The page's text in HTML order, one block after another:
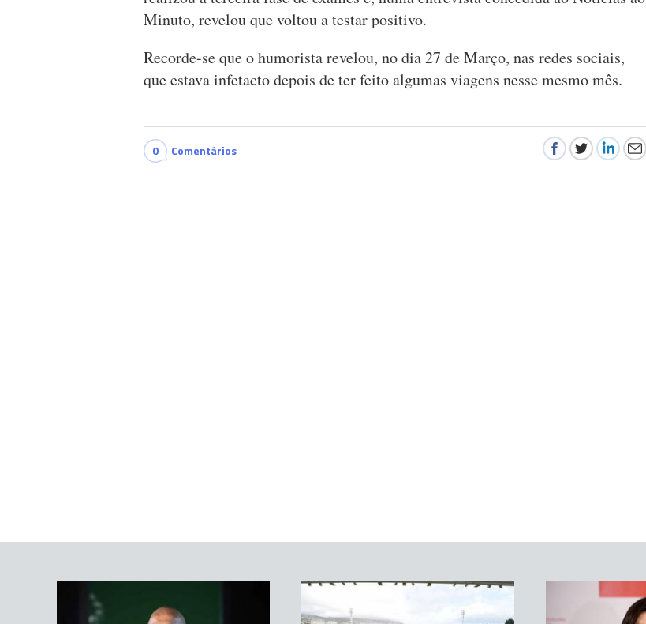
Minuto, revelou que voltou a testar positivo.
Recorde-se que o humorista revelou, no dia 27 de Março, nas redes sociais,
que estava infetacto depois de ter feito algumas viagens nesse mesmo mês.
0 Comentários